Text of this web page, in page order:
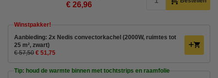
€ 26,96
Winstpakker!
Aanbieding: 2x Nedis convectorkachel (2000W, ruimtes tot
25 m², zwart)
€ 57,50 € 51,75
Tip: houd de warmte binnen met tochtstrips en raamfolie